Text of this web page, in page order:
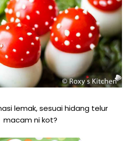
lemak, sesuai hidang telur
macam ni kot?